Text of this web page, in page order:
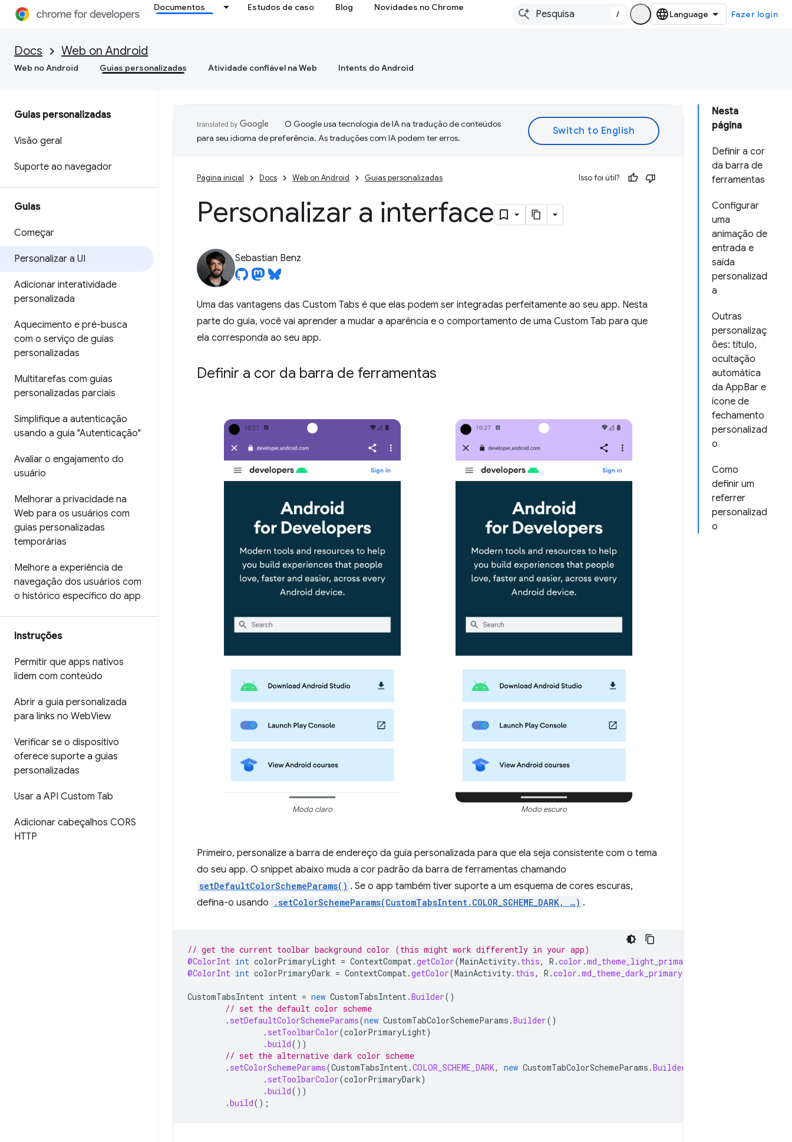
Documentos Estudos de caso Blog Novidades no Chrome
/ Fazer login
Docs Web on Android
Web no Android Guias personalizadas Atividade confiável na Web Intents do Android
Guias personalizadas
Visão geral
Suporte ao navegador
Guias
Começar
Personalizar a UI
Adicionar interatividade
personalizada
Aquecimento e pré-busca
com o serviço de guias
personalizadas
Multitarefas com guias
personalizadas parciais
Simplifique a autenticação
usando a guia "Autenticação"
Avaliar o engajamento do
usuário
Melhorar a privacidade na
Web para os usuários com
guias personalizadas
temporárias
Melhore a experiência de
navegação dos usuários com
o histórico específico do app
Instruções
Permitir que apps nativos
lidem com conteúdo
Abrir a guia personalizada
para links no WebView
Verificar se o dispositivo
oferece suporte a guias
personalizadas
Usar a API Custom Tab
Adicionar cabeçalhos CORS
HTTP
Nesta
página
Definir a cor
da barra de
ferramentas
Configurar
uma
animação de
entrada e
saída
personalizad
a
Outras
personalizaç
ões: título,
ocultação
automática
da AppBar e
ícone de
fechamento
personalizad
o
Como
definir um
referrer
personalizad
o
O Google usa tecnologia de IA na tradução de conteúdos
para seu idioma de preferência. As traduções com IA podem ter erros.
Página inicial Docs Web on Android Guias personalizadas Isso foi útil?
Personalizar a interface
Sebastian Benz
Uma das vantagens das Custom Tabs é que elas podem ser integradas perfeitamente ao seu app. Nesta
parte do guia, você vai aprender a mudar a aparência e o comportamento de uma Custom Tab para que
ela corresponda ao seu app.
Definir a cor da barra de ferramentas
Modo claro Modo escuro
Primeiro, personalize a barra de endereço da guia personalizada para que ela seja consistente com o tema
do seu app. O snippet abaixo muda a cor padrão da barra de ferramentas chamando
setDefaultColorSchemeParams() . Se o app também tiver suporte a um esquema de cores escuras,
defina-o usando
.setColorSchemeParams(CustomTabsIntent.COLOR_SCHEME_DARK, …) .
// get the current toolbar background color (this might work differently in your app)
@ColorInt int colorPrimaryLight = ContextCompat.getColor(MainActivity. this, R .color .md_theme_light_primary
@ColorInt int colorPrimaryDark = ContextCompat.getColor(MainActivity. this, R .color .md_theme_dark_primary
CustomTabsIntent intent = new CustomTabsIntent.Builder()
// set the default color scheme
. setDefaultColorSchemeParams(new CustomTabColorSchemeParams .Builder()
. setToolbarColor(colorPrimaryLight)
.build())
// set the alternative dark color scheme
. setColorSchemeParams(CustomTabsIntent.COLOR_SCHEME_DARK, new CustomTabColorSchemeParams .Builder
. setToolbarColor(colorPrimaryDark)
.build())
.build();